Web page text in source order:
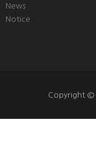
News
Notice
Copyright ©